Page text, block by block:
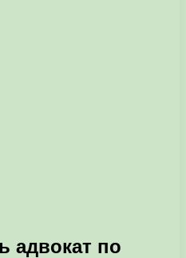
адвокат по